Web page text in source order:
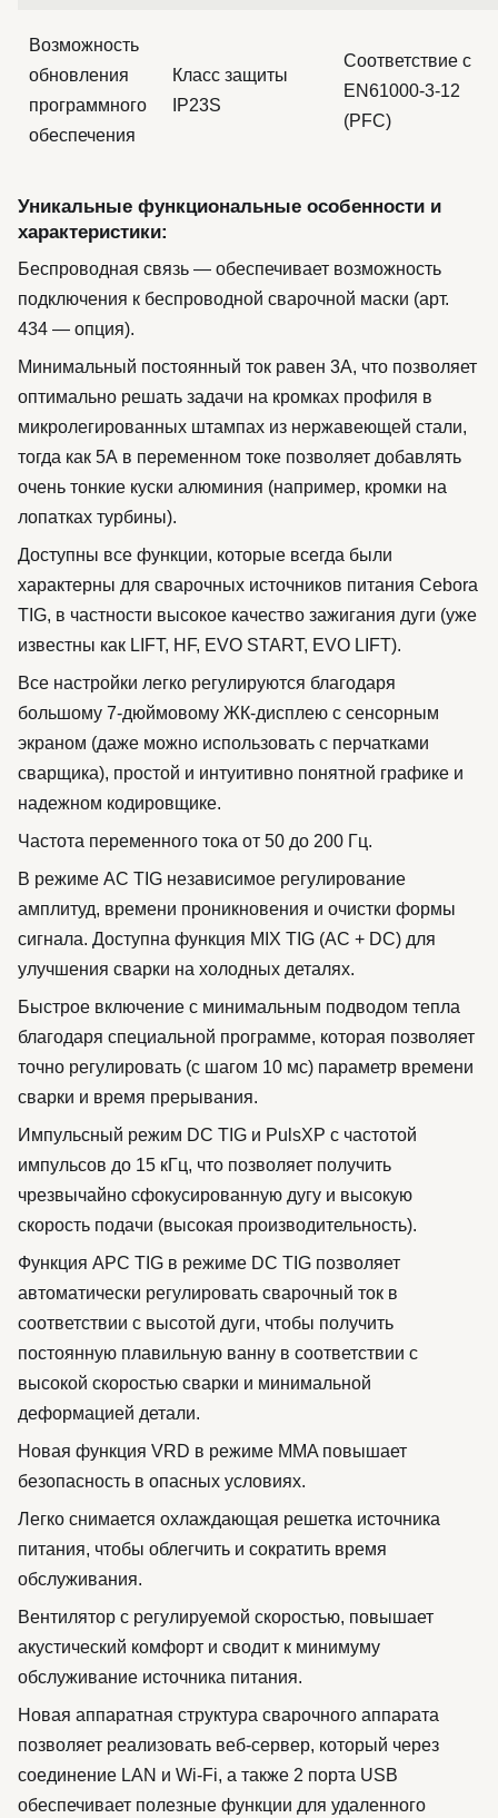
Возможность
обновления
программного
обеспечения
Класс защиты
IP23S
Соответствие с
EN61000-3-12
(PFC)
Уникальные функциональные особенности и
характеристики:
Беспроводная связь — обеспечивает возможность
подключения к беспроводной сварочной маски (арт.
434 — опция).
Минимальный постоянный ток равен 3А, что позволяет
оптимально решать задачи на кромках профиля в
микролегированных штампах из нержавеющей стали,
тогда как 5А в переменном токе позволяет добавлять
очень тонкие куски алюминия (например, кромки на
лопатках турбины).
Доступны все функции, которые всегда были
характерны для сварочных источников питания Cebora
TIG, в частности высокое качество зажигания дуги (уже
известны как LIFT, HF, EVO START, EVO LIFT).
Все настройки легко регулируются благодаря
большому 7-дюймовому ЖК-дисплею с сенсорным
экраном (даже можно использовать с перчатками
сварщика), простой и интуитивно понятной графике и
надежном кодировщике.
Частота переменного тока от 50 до 200 Гц.
В режиме AC TIG независимое регулирование
амплитуд, времени проникновения и очистки формы
сигнала. Доступна функция MIX TIG (AC + DC) для
улучшения сварки на холодных деталях.
Быстрое включение с минимальным подводом тепла
благодаря специальной программе, которая позволяет
точно регулировать (с шагом 10 мс) параметр времени
сварки и время прерывания.
Импульсный режим DC TIG и PulsXP с частотой
импульсов до 15 кГц, что позволяет получить
чрезвычайно сфокусированную дугу и высокую
скорость подачи (высокая производительность).
Функция APC TIG в режиме DC TIG позволяет
автоматически регулировать сварочный ток в
соответствии с высотой дуги, чтобы получить
постоянную плавильную ванну в соответствии с
высокой скоростью сварки и минимальной
деформацией детали.
Новая функция VRD в режиме MMA повышает
безопасность в опасных условиях.
Легко снимается охлаждающая решетка источника
питания, чтобы облегчить и сократить время
обслуживания.
Вентилятор с регулируемой скоростью, повышает
акустический комфорт и сводит к минимуму
обслуживание источника питания.
Новая аппаратная структура сварочного аппарата
позволяет реализовать веб-сервер, который через
соединение LAN и Wi-Fi, а также 2 порта USB
обеспечивает полезные функции для удаленного